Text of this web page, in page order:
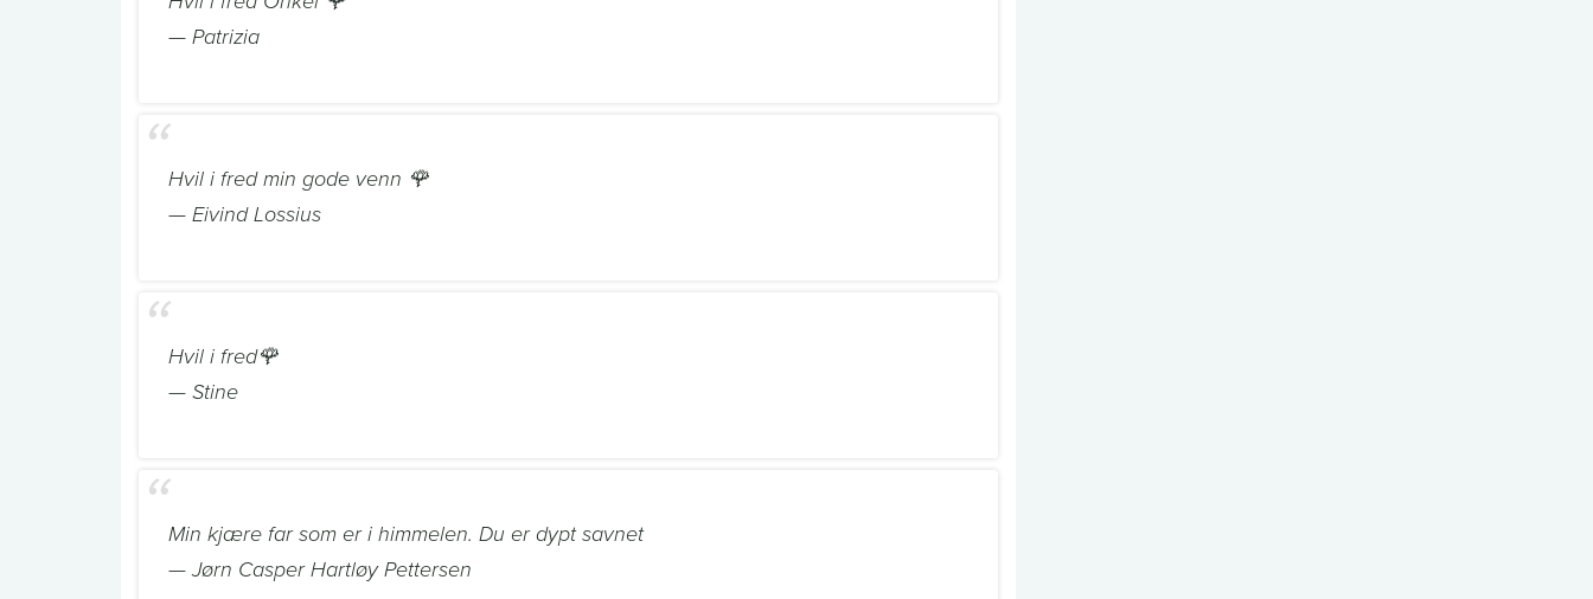
— Patrizia
Hvil i fred min gode venn 🌹
— Eivind Lossius
Hvil i fred🌹
— Stine
Min kjære far som er i himmelen. Du er dypt savnet
— Jørn Casper Hartløy Pettersen